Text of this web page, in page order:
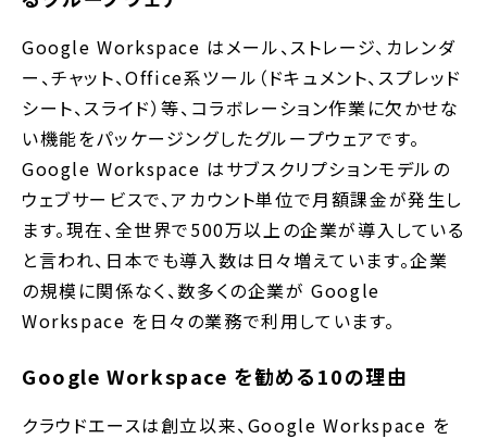
Google Workspace はメール、ストレージ、カレンダ
ー、チャット、Office系ツール（ドキュメント、スプレッド
シート、スライド）等、コラボレーション作業に欠かせな
い機能をパッケージングしたグループウェアです。
Google Workspace はサブスクリプションモデルの
ウェブサービスで、アカウント単位で月額課金が発生し
ます。現在、全世界で500万以上の企業が導入している
と言われ、日本でも導入数は日々増えています。企業
の規模に関係なく、数多くの企業が Google
Workspace を日々の業務で利用しています。
Google Workspace を勧める10の理由
クラウドエースは創立以来、Google Workspace を